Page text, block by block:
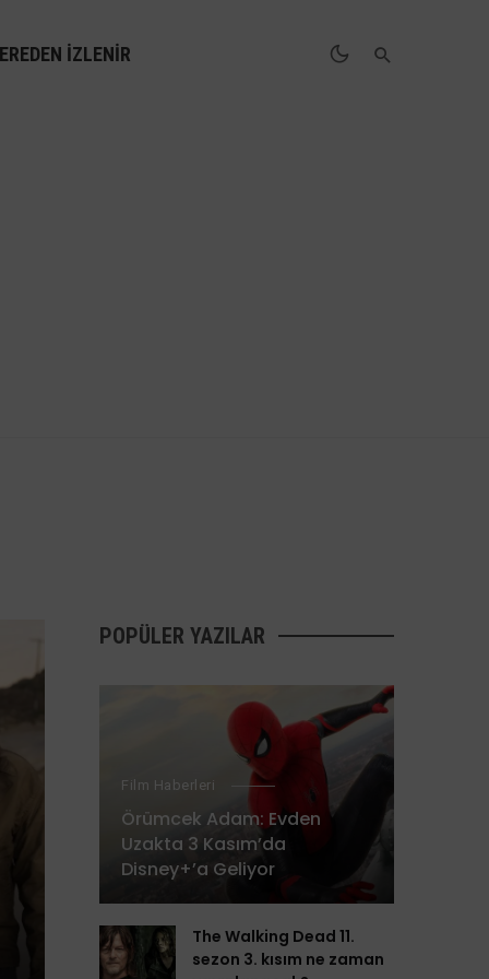
İZLENIR
POPÜLER YAZILAR
Film Haberleri
Örümcek Adam: Evden
Uzakta 3 Kasım’da
Disney+’a Geliyor
The Walking Dead 11.
sezon 3. kısım ne zaman